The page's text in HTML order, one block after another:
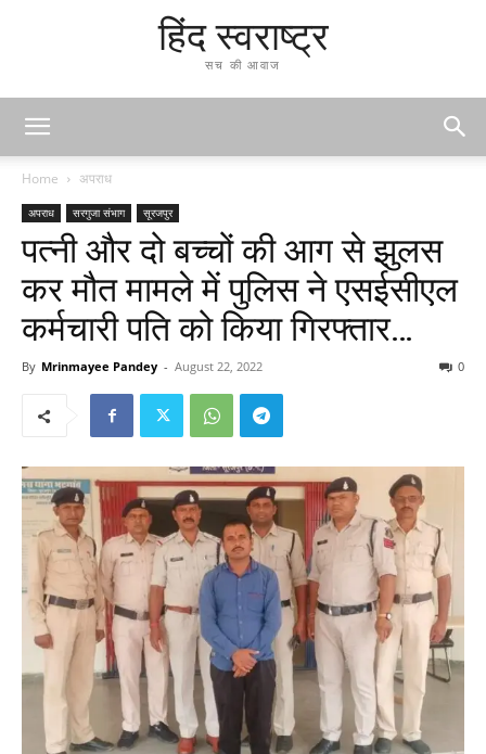
हिंद स्वराष्ट्र
सच की आवाज
Home अपराध
अपराध सरगुजा संभाग सूरजपुर
पत्नी और दो बच्चों की आग से झुलस
कर मौत मामले में पुलिस ने एसईसीएल
कर्मचारी पति को किया गिरफ्तार…
By Mrinmayee Pandey - August 22, 2022 0